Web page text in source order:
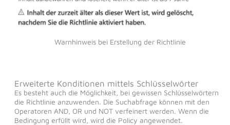
Warnhinweis bei Erstellung der Richtlinie
Erweiterte Konditionen mittels Schlüsselwörter
Es besteht auch die Möglichkeit, bei gewissen Schlüsselwörtern
die Richtlinie anzuwenden. Die Suchabfrage können mit den
Operatoren AND, OR und NOT verfeinert werden. Wenn die
Bedingung erfüllt wird, wird die Policy angewendet.